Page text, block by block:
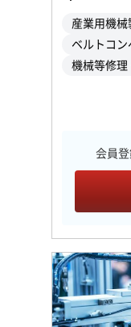
産業用機械
ベルトコン
機械等修理
会員